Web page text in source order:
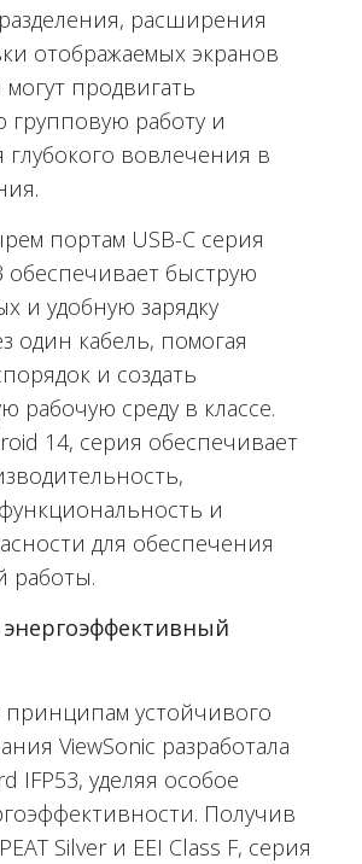
расширения
отображаемых экранов
продвигать
групповую работу и
глубокого вовлечения в
портам USB-C серия
обеспечивает быструю
и удобную зарядку
один кабель, помогая
и создать
рабочую среду в классе.
14, серия обеспечивает
и
для обеспечения
работы.
устойчивого
ViewSonic разработала
IFP53, уделяя особое
Получив
Silver и EEI Class F, серия